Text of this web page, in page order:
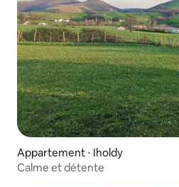
Appartement ⋅ Iholdy
Calme et détente